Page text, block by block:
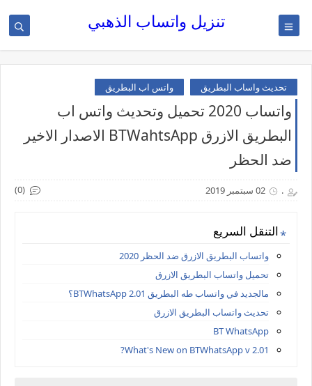
تنزيل واتساب الذهبي
تحديث واساب البطريق واتس اب البطريق
واتساب 2020 تحميل وتحديث واتس اب
البطريق الازرق BTWahtsApp الاصدار الاخير
ضد الحظر
. 02 سبتمبر 2019 (0)
التنقل السريع
واتساب البطريق الازرق ضد الحظر 2020
تحميل واتساب البطريق الازرق
مالجديد في واتساب طه البطريق BTWhatsApp 2.01؟
تحديث واتساب البطريق الازرق
BT WhatsApp
What's New on BTWhatsApp v 2.01?